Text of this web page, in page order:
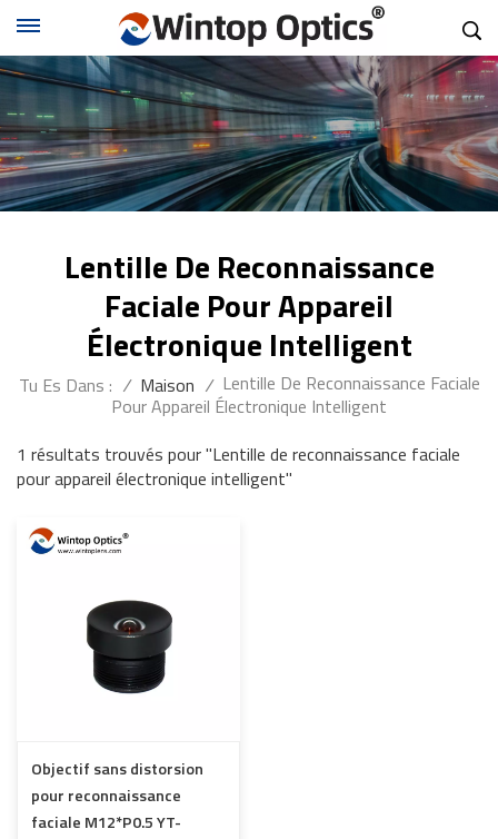
Lentille De Reconnaissance
Faciale Pour Appareil
Électronique Intelligent
Tu Es Dans : / Maison / Lentille De Reconnaissance Faciale
Pour Appareil Électronique Intelligent
1 résultats trouvés pour "Lentille de reconnaissance faciale
pour appareil électronique intelligent"
Objectif sans distorsion
pour reconnaissance
faciale M12*P0.5 YT-